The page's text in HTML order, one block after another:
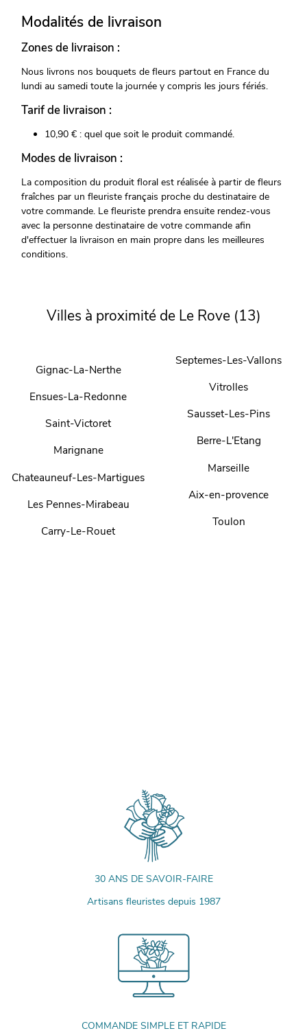
Modalités de livraison
Zones de livraison :
Nous livrons nos bouquets de fleurs partout en France du
lundi au samedi toute la journée y compris les jours fériés.
Tarif de livraison :
10,90 € : quel que soit le produit commandé.
Modes de livraison :
La composition du produit floral est réalisée à partir de fleurs
fraîches par un fleuriste français proche du destinataire de
votre commande. Le fleuriste prendra ensuite rendez-vous
avec la personne destinataire de votre commande afin
d'effectuer la livraison en main propre dans les meilleures
conditions.
Villes à proximité de Le Rove (13)
Gignac-La-Nerthe
Ensues-La-Redonne
Saint-Victoret
Marignane
Chateauneuf-Les-Martigues
Les Pennes-Mirabeau
Carry-Le-Rouet
Septemes-Les-Vallons
Vitrolles
Sausset-Les-Pins
Berre-L'Etang
Marseille
Aix-en-provence
Toulon
30 ANS DE SAVOIR-FAIRE
Artisans fleuristes depuis 1987
COMMANDE SIMPLE ET RAPIDE